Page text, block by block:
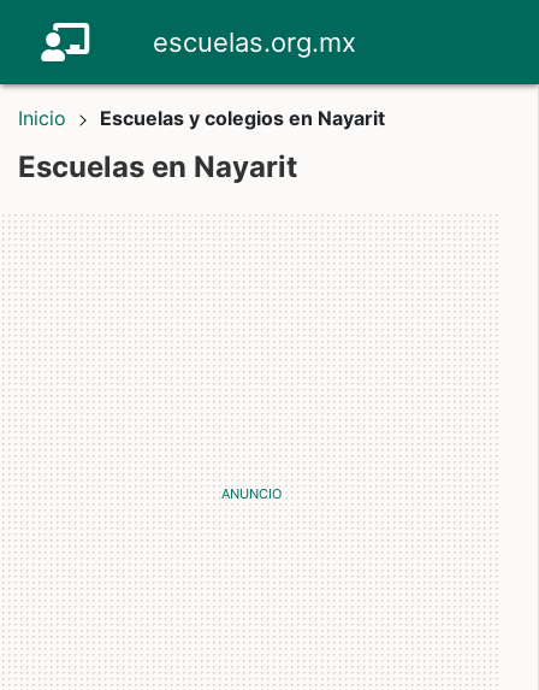
escuelas.org.mx
Inicio Escuelas y colegios en Nayarit
Escuelas en Nayarit